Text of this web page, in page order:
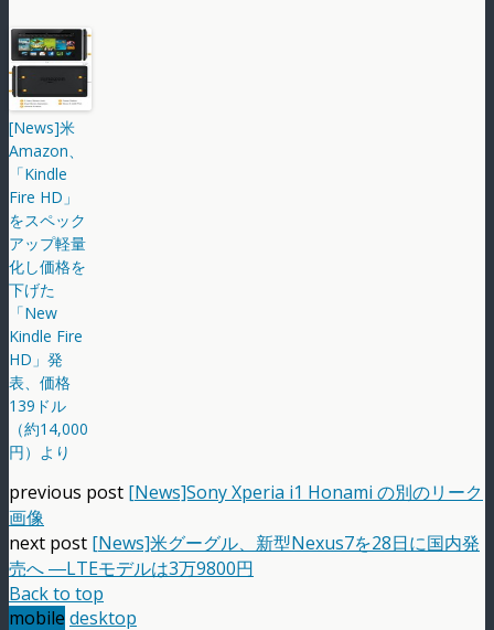
[News]米
Amazon、
「Kindle
Fire HD」
をスペック
アップ軽量
化し価格を
下げた
「New
Kindle Fire
HD」発
表、価格
139ドル
（約14,000
円）より
previous post [News]Sony Xperia i1 Honami の別のリーク
画像
next post [News]米グーグル、新型Nexus7を28日に国内発
売へ ―LTEモデルは3万9800円
Back to top
mobile desktop